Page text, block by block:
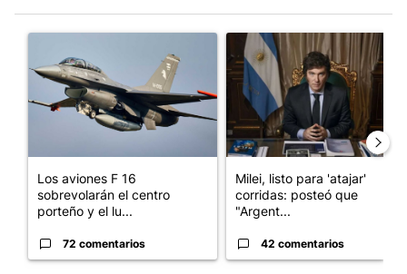
Un artículo de tendencia con el título "Los aviones F 16
Los aviones F 16
sobrevolarán el centro
porteño y el lu...
72 comentarios
Un artículo de tendencia
Milei, listo para 'atajar'
corridas: posteó que
"Argent...
42 comentarios